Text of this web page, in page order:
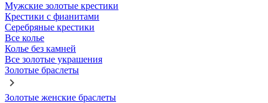
Мужские золотые крестики
Крестики с фианитами
Серебряные крестики
Все колье
Колье без камней
Все золотые украшения
Золотые браслеты
Золотые женские браслеты